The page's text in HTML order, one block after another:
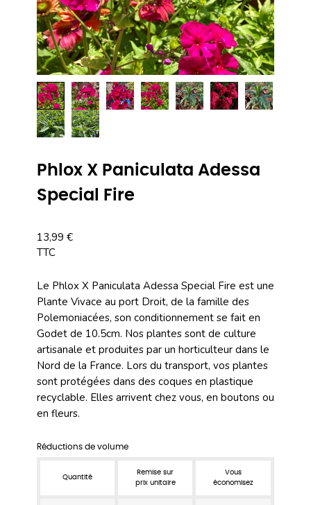
Phlox X Paniculata Adessa
Special Fire
13,99 €
TTC
Le Phlox X Paniculata Adessa Special Fire est une
Plante Vivace au port Droit, de la famille des
Polemoniacées, son conditionnement se fait en
Godet de 10.5cm. Nos plantes sont de culture
artisanale et produites par un horticulteur dans le
Nord de la France. Lors du transport, vos plantes
sont protégées dans des coques en plastique
recyclable. Elles arrivent chez vous, en boutons ou
en fleurs.
Réductions de volume
Quantité
Remise sur
prix unitaire
Vous
économisez